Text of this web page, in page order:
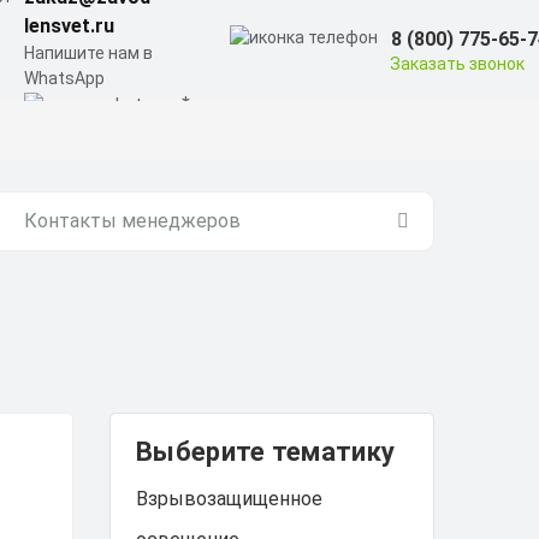
lensvet.ru
Напишите нам в
WhatsApp
8 (800) 775-65-
Заказать звонок
Контакты менеджеров
Выберите тематику
Взрывозащищенное